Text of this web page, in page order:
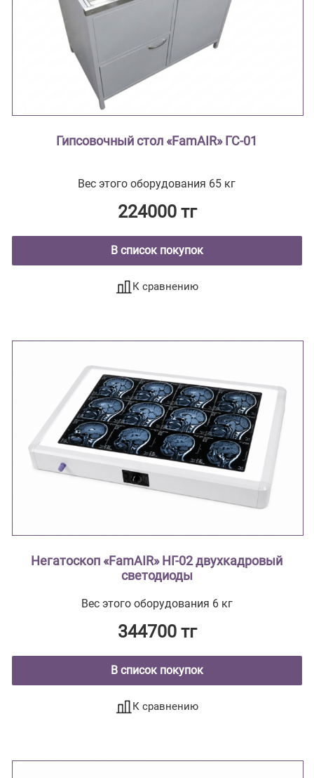
Гипсовочный стол «FamAIR» ГС-01
Вес этого оборудования 65 кг
224000 тг
В список покупок
К сравнению
Негатоскоп «FamAIR» НГ-02 двухкадровый
светодиоды
Вес этого оборудования 6 кг
344700 тг
В список покупок
К сравнению